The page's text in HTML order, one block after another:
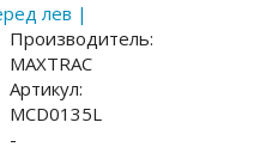
лев |
Производитель:
MAXTRAC
Артикул:
MCD0135L
-